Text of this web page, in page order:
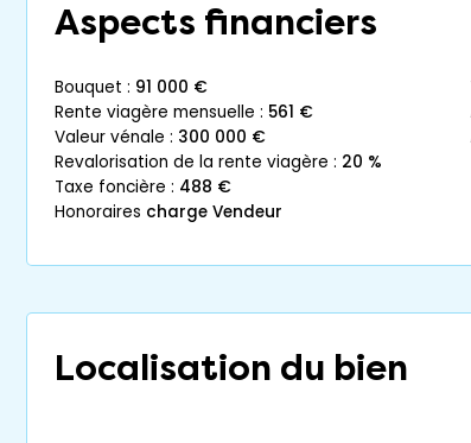
Aspects financiers
bouquet : 91 000 €
rente viagère mensuelle : 561 €
valeur vénale : 300 000 €
revalorisation de la rente viagère : 20 %
taxe foncière : 488 €
honoraires charge Vendeur
Localisation du bien